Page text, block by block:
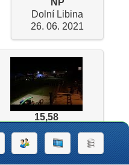
NP
Dolní Libina
26. 06. 2021
15,58
Radslavice (noční 2B)
19. 09. 2020